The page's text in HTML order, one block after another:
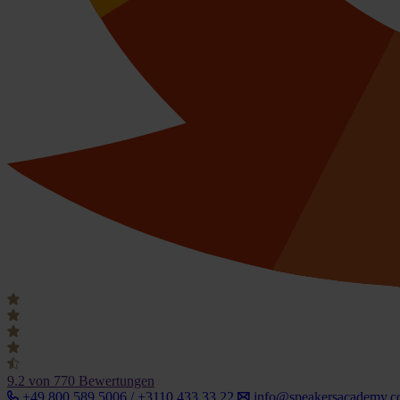
9.2 von 770 Bewertungen
+49 800 589 5006 / +3110 433 33 22